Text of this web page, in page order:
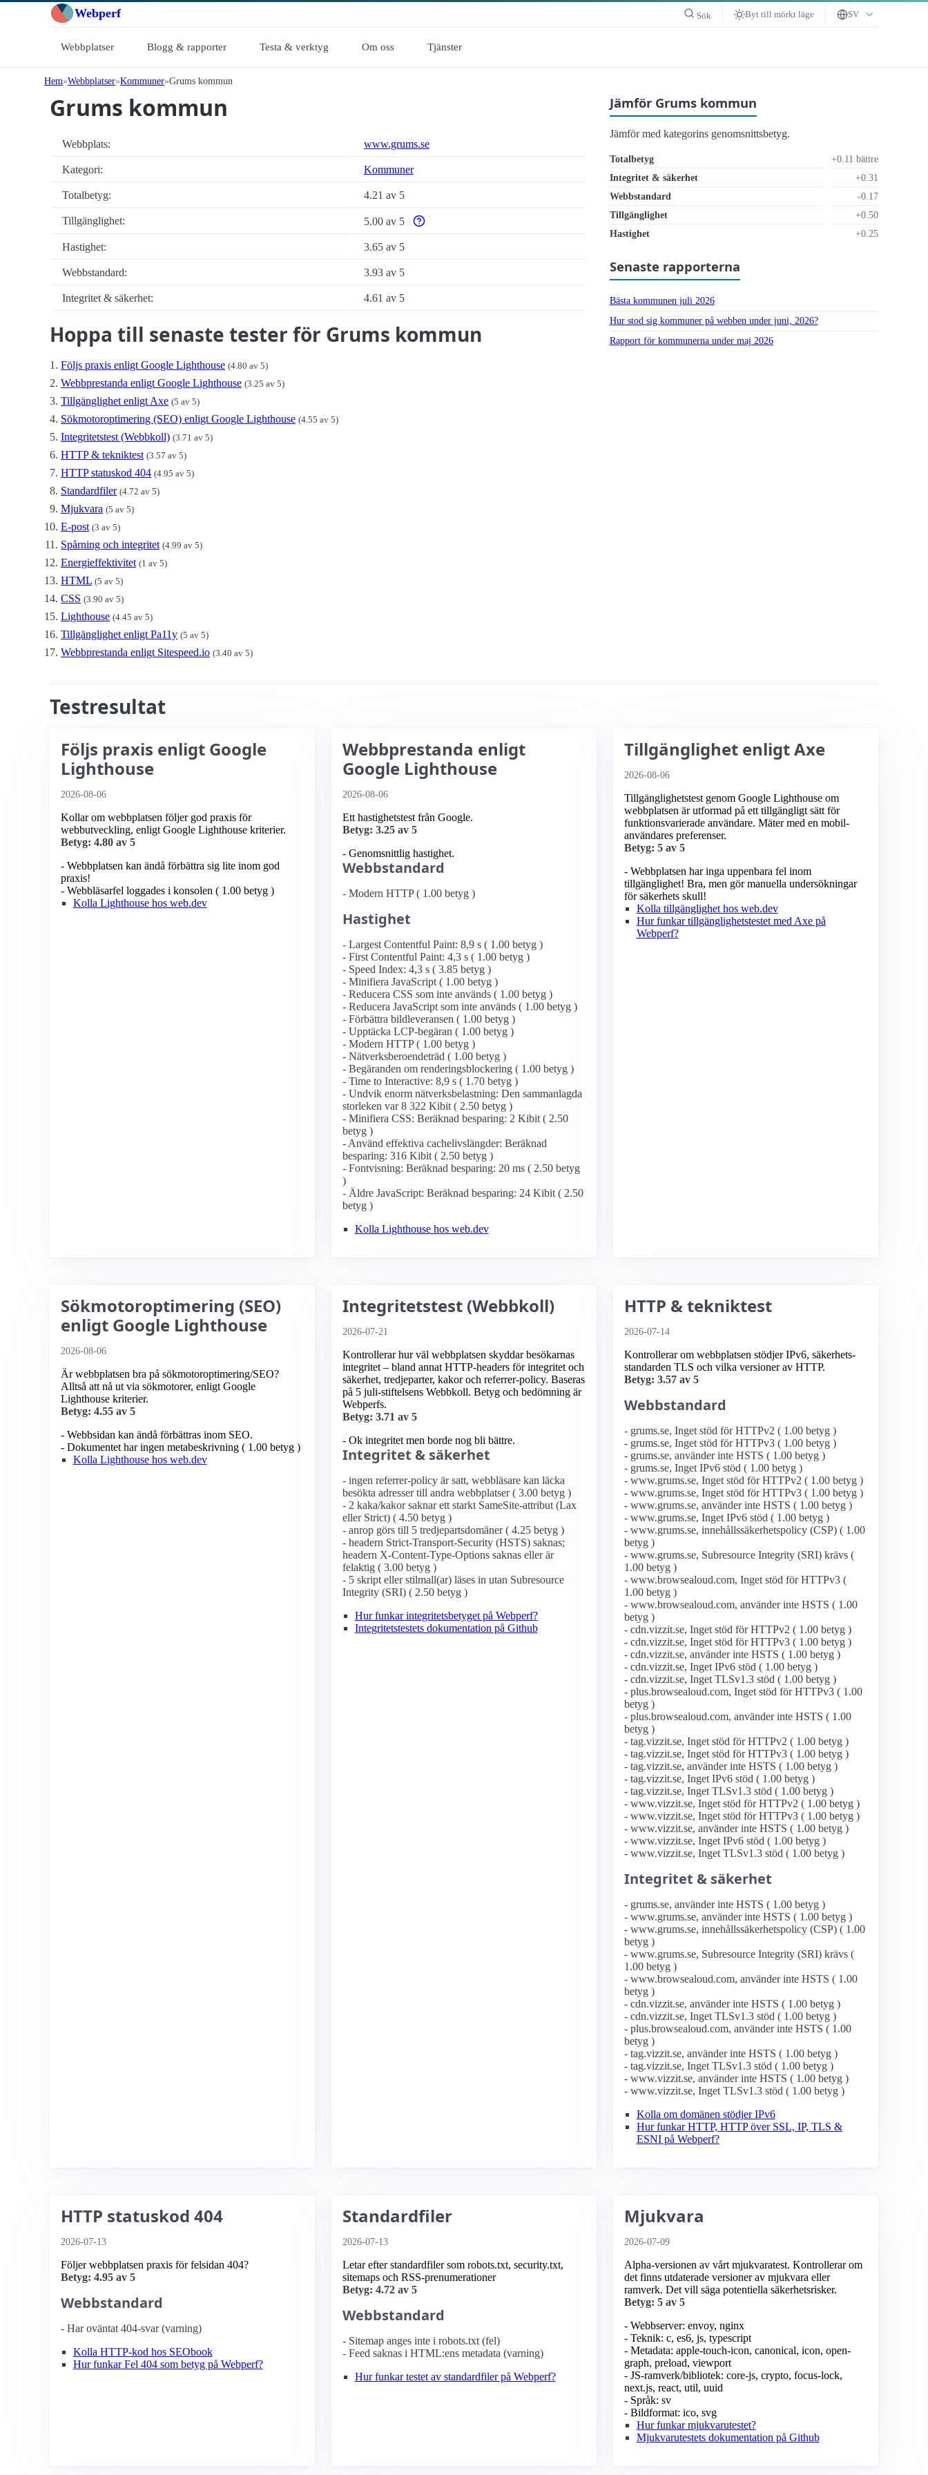
Webperf Sök Byt till mörkt läge SV
Webbplatser Blogg & rapporter Testa & verktyg Om oss Tjänster
Hem Webbplatser Kommuner Grums kommun
Grums kommun
Webbplats: www.grums.se
Kategori: Kommuner
Totalbetyg: 4.21 av 5
Tillgänglighet: 5.00 av 5
Varför enbart automatiska tillgänglighetstester är otillräckligt
Hastighet:
3.65 av 5
Webbstandard: 3.93 av 5
Integritet & säkerhet: 4.61 av 5
Hoppa till senaste tester för Grums kommun
Följs praxis enligt Google Lighthouse (4.80 av 5)
Webbprestanda enligt Google Lighthouse (3.25 av 5)
Tillgänglighet enligt Axe (5 av 5)
Sökmotoroptimering (SEO) enligt Google Lighthouse (4.55 av 5)
Integritetstest (Webbkoll) (3.71 av 5)
HTTP & tekniktest (3.57 av 5)
HTTP statuskod 404 (4.95 av 5)
Standardfiler (4.72 av 5)
Mjukvara (5 av 5)
E-post (3 av 5)
Spårning och integritet (4.99 av 5)
Energieffektivitet (1 av 5)
HTML (5 av 5)
CSS (3.90 av 5)
Lighthouse (4.45 av 5)
Tillgänglighet enligt Pa11y (5 av 5)
Webbprestanda enligt Sitespeed.io (3.40 av 5)
Jämför Grums kommun
Jämför med kategorins genomsnittsbetyg.
Totalbetyg
+0.11 bättre
Integritet & säkerhet
+0.31
Webbstandard
-0.17
Tillgänglighet
+0.50
Hastighet
+0.25
Senaste rapporterna
Bästa kommunen juli 2026
Hur stod sig kommuner på webben under juni, 2026?
Rapport för kommunerna under maj 2026
Testresultat
Följs praxis enligt Google
Lighthouse
2026-08-06
Kollar om webbplatsen följer god praxis för
webbutveckling, enligt Google Lighthouse kriterier.
Betyg: 4.80 av 5
- Webbplatsen kan ändå förbättra sig lite inom god
praxis!
- Webbläsarfel loggades i konsolen ( 1.00 betyg )
Kolla Lighthouse hos web.dev
Webbprestanda enligt
Google Lighthouse
2026-08-06
Ett hastighetstest från Google.
Betyg: 3.25 av 5
- Genomsnittlig hastighet.
Webbstandard
- Modern HTTP ( 1.00 betyg )
Hastighet
- Largest Contentful Paint: 8,9 s ( 1.00 betyg )
- First Contentful Paint: 4,3 s ( 1.00 betyg )
- Speed Index: 4,3 s ( 3.85 betyg )
- Minifiera JavaScript ( 1.00 betyg )
- Reducera CSS som inte används ( 1.00 betyg )
- Reducera JavaScript som inte används ( 1.00 betyg )
- Förbättra bildleveransen ( 1.00 betyg )
- Upptäcka LCP-begäran ( 1.00 betyg )
- Modern HTTP ( 1.00 betyg )
- Nätverksberoendeträd ( 1.00 betyg )
- Begäranden om renderingsblockering ( 1.00 betyg )
- Time to Interactive: 8,9 s ( 1.70 betyg )
- Undvik enorm nätverksbelastning: Den sammanlagda
storleken var 8 322 Kibit ( 2.50 betyg )
- Minifiera CSS: Beräknad besparing: 2 Kibit ( 2.50
betyg )
- Använd effektiva cachelivslängder: Beräknad
besparing: 316 Kibit ( 2.50 betyg )
- Fontvisning: Beräknad besparing: 20 ms ( 2.50 betyg
)
- Äldre JavaScript: Beräknad besparing: 24 Kibit ( 2.50
betyg )
Kolla Lighthouse hos web.dev
Tillgänglighet enligt Axe
2026-08-06
Tillgänglighetstest genom Google Lighthouse om
webbplatsen är utformad på ett tillgängligt sätt för
funktionsvarierade användare. Mäter med en mobil­
användares preferenser.
Betyg: 5 av 5
- Webbplatsen har inga uppenbara fel inom
tillgänglighet! Bra, men gör manuella undersökningar
för säkerhets skull!
Kolla tillgänglighet hos web.dev
Hur funkar tillgänglighetstestet med Axe på
Webperf?
Sökmotoroptimering (SEO)
enligt Google Lighthouse
2026-08-06
Är webbplatsen bra på sökmotoroptimering/SEO?
Alltså att nå ut via sökmotorer, enligt Google
Lighthouse kriterier.
Betyg: 4.55 av 5
- Webbsidan kan ändå förbättras inom SEO.
- Dokumentet har ingen metabeskrivning ( 1.00 betyg )
Kolla Lighthouse hos web.dev
Integritetstest (Webbkoll)
2026-07-21
Kontrollerar hur väl webbplatsen skyddar besökarnas
integritet – bland annat HTTP-headers för integritet och
säkerhet, tredjeparter, kakor och referrer-policy. Baseras
på 5 juli-stiftelsens Webbkoll. Betyg och bedömning är
Webperfs.
Betyg: 3.71 av 5
- Ok integritet men borde nog bli bättre.
Integritet & säkerhet
- ingen referrer-policy är satt, webbläsare kan läcka
besökta adresser till andra webbplatser ( 3.00 betyg )
- 2 kaka/kakor saknar ett starkt SameSite-attribut (Lax
eller Strict) ( 4.50 betyg )
- anrop görs till 5 tredjepartsdomäner ( 4.25 betyg )
- headern Strict-Transport-Security (HSTS) saknas;
headern X-Content-Type-Options saknas eller är
felaktig ( 3.00 betyg )
- 5 skript eller stilmall(ar) läses in utan Subresource
Integrity (SRI) ( 2.50 betyg )
Hur funkar integritetsbetyget på Webperf?
Integritetstestets dokumentation på Github
HTTP & tekniktest
2026-07-14
Kontrollerar om webbplatsen stödjer IPv6, säkerhets­
standarden TLS och vilka versioner av HTTP.
Betyg: 3.57 av 5
Webbstandard
- grums.se, Inget stöd för HTTPv2 ( 1.00 betyg )
- grums.se, Inget stöd för HTTPv3 ( 1.00 betyg )
- grums.se, använder inte HSTS ( 1.00 betyg )
- grums.se, Inget IPv6 stöd ( 1.00 betyg )
- www.grums.se, Inget stöd för HTTPv2 ( 1.00 betyg )
- www.grums.se, Inget stöd för HTTPv3 ( 1.00 betyg )
- www.grums.se, använder inte HSTS ( 1.00 betyg )
- www.grums.se, Inget IPv6 stöd ( 1.00 betyg )
- www.grums.se, innehållssäkerhetspolicy (CSP) ( 1.00
betyg )
- www.grums.se, Subresource Integrity (SRI) krävs (
1.00 betyg )
- www.browsealoud.com, Inget stöd för HTTPv3 (
1.00 betyg )
- www.browsealoud.com, använder inte HSTS ( 1.00
betyg )
- cdn.vizzit.se, Inget stöd för HTTPv2 ( 1.00 betyg )
- cdn.vizzit.se, Inget stöd för HTTPv3 ( 1.00 betyg )
- cdn.vizzit.se, använder inte HSTS ( 1.00 betyg )
- cdn.vizzit.se, Inget IPv6 stöd ( 1.00 betyg )
- cdn.vizzit.se, Inget TLSv1.3 stöd ( 1.00 betyg )
- plus.browsealoud.com, Inget stöd för HTTPv3 ( 1.00
betyg )
- plus.browsealoud.com, använder inte HSTS ( 1.00
betyg )
- tag.vizzit.se, Inget stöd för HTTPv2 ( 1.00 betyg )
- tag.vizzit.se, Inget stöd för HTTPv3 ( 1.00 betyg )
- tag.vizzit.se, använder inte HSTS ( 1.00 betyg )
- tag.vizzit.se, Inget IPv6 stöd ( 1.00 betyg )
- tag.vizzit.se, Inget TLSv1.3 stöd ( 1.00 betyg )
- www.vizzit.se, Inget stöd för HTTPv2 ( 1.00 betyg )
- www.vizzit.se, Inget stöd för HTTPv3 ( 1.00 betyg )
- www.vizzit.se, använder inte HSTS ( 1.00 betyg )
- www.vizzit.se, Inget IPv6 stöd ( 1.00 betyg )
- www.vizzit.se, Inget TLSv1.3 stöd ( 1.00 betyg )
Integritet & säkerhet
- grums.se, använder inte HSTS ( 1.00 betyg )
- www.grums.se, använder inte HSTS ( 1.00 betyg )
- www.grums.se, innehållssäkerhetspolicy (CSP) ( 1.00
betyg )
- www.grums.se, Subresource Integrity (SRI) krävs (
1.00 betyg )
- www.browsealoud.com, använder inte HSTS ( 1.00
betyg )
- cdn.vizzit.se, använder inte HSTS ( 1.00 betyg )
- cdn.vizzit.se, Inget TLSv1.3 stöd ( 1.00 betyg )
- plus.browsealoud.com, använder inte HSTS ( 1.00
betyg )
- tag.vizzit.se, använder inte HSTS ( 1.00 betyg )
- tag.vizzit.se, Inget TLSv1.3 stöd ( 1.00 betyg )
- www.vizzit.se, använder inte HSTS ( 1.00 betyg )
- www.vizzit.se, Inget TLSv1.3 stöd ( 1.00 betyg )
Kolla om domänen stödjer IPv6
Hur funkar HTTP, HTTP över SSL, IP, TLS &
ESNI på Webperf?
HTTP statuskod 404
2026-07-13
Följer webbplatsen praxis för felsidan 404?
Betyg: 4.95 av 5
Webbstandard
- Har oväntat 404-svar (varning)
Kolla HTTP-kod hos SEObook
Hur funkar Fel 404 som betyg på Webperf?
Standardfiler
2026-07-13
Letar efter standardfiler som robots.txt, security.txt,
sitemaps och RSS-prenumerationer
Betyg: 4.72 av 5
Webbstandard
- Sitemap anges inte i robots.txt (fel)
- Feed saknas i HTML:ens metadata (varning)
Hur funkar testet av standardfiler på Webperf?
Mjukvara
2026-07-09
Alpha-versionen av vårt mjukvaratest. Kontrollerar om
det finns utdaterade versioner av mjukvara eller
ramverk. Det vill säga potentiella säkerhetsrisker.
Betyg: 5 av 5
- Webbserver: envoy, nginx
- Teknik: c, es6, js, typescript
- Metadata: apple-touch-icon, canonical, icon, open-
graph, preload, viewport
- JS-ramverk/bibliotek: core-js, crypto, focus-lock,
next.js, react, util, uuid
- Språk: sv
- Bildformat: ico, svg
Hur funkar mjukvarutestet?
Mjukvarutestets dokumentation på Github